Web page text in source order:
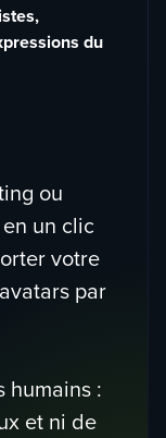
du
ou
un clic
votre
par
humains :
et ni de